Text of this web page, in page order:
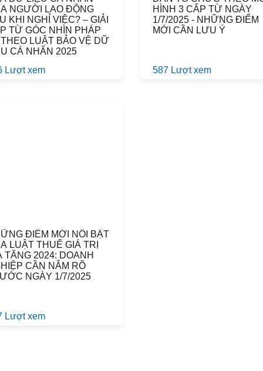
NGƯỜI LAO ĐỘNG
KHI NGHỈ VIỆC? – GIẢI
TỪ GÓC NHÌN PHÁP
LUẬT BẢO VỆ DỮ
CÁ NHÂN 2025
Lượt xem
HÌNH 3 CẤP TỪ NGÀY
1/7/2025 - NHỮNG ĐIỂM
MỚI CẦN LƯU Ý
587 Lượt xem
ĐIỂM MỚI NỔI BẬT
LUẬT THUẾ GIÁ TRỊ
TĂNG 2024: DOANH
CẦN NẮM RÕ
NGÀY 1/7/2025
Lượt xem